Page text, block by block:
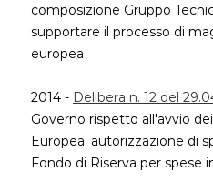
composizione Gruppo
supportare il processo di
europea
2014 - Delibera n. 12 del
Governo rispetto all'avvio
Europea, autorizzazione di
Fondo di Riserva per spese